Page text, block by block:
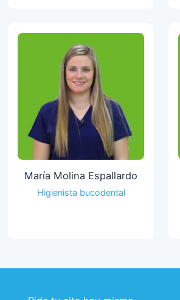
María Molina Espallardo
Higienista bucodental